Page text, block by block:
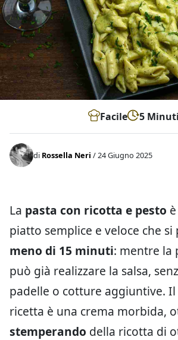
Facile 5 Minuti
di Rossella Neri / 24 Giugno 2025
La pasta con ricotta e pesto
piatto semplice e veloce che si
meno di 15 minuti: mentre la
può già realizzare la salsa,
padelle o cotture aggiuntive.
ricetta è una crema morbida,
stemperando della ricotta di